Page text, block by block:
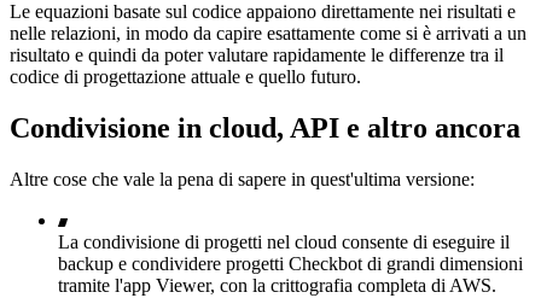
Le equazioni basate sul codice appaiono direttamente nei risultati e
nelle relazioni, in modo da capire esattamente come si è arrivati a un
risultato e quindi da poter valutare rapidamente le differenze tra il
codice di progettazione attuale e quello futuro.
Condivisione in cloud, API e altro ancora
Altre cose che vale la pena di sapere in quest'ultima versione:
La condivisione di progetti nel cloud consente di eseguire il
backup e condividere progetti Checkbot di grandi dimensioni
tramite l'app Viewer, con la crittografia completa di AWS.